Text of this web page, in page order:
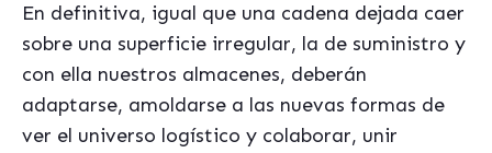
En definitiva, igual que una cadena dejada caer
sobre una superficie irregular, la de suministro y
con ella nuestros almacenes, deberán
adaptarse, amoldarse a las nuevas formas de
ver el universo logístico y colaborar, unir